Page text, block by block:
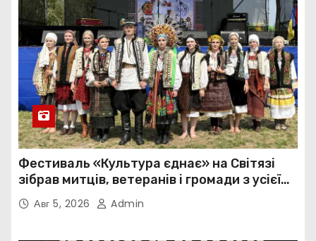
Фестиваль «Культура єднає» на Світязі
зібрав митців, ветеранів і громади з усієї
України
Авг 5, 2026 Admin